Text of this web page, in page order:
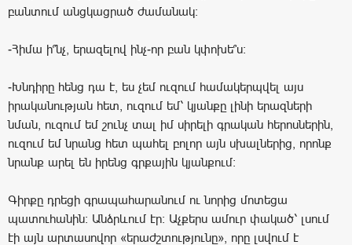
բանտում անցկացրած ժամանակ։
-Հիմա ի՞նչ, երազելով ինչ-որ բան կփոխե՞ս։
-Խնդիրը հենց դա է, ես չեմ ուզում համակերպվել այս
իրականության հետ, ուզում եմ՝ կյանքը լինի երազների
նման, ուզում եմ շունչ տալ իմ սիրելի գրական հերոսներին,
ուզում եմ նրանց հետ պահել բոլոր այն սխալներից, որոնք
նրանք արել են իրենց գրքային կյանքում։
Գիրքը դրեցի գրապահարանում ու նորից մոտեցա
պատուհանին։ Անձրևում էր։ Աչքերս ամուր փակած՝ լսում
էի այն արտասովոր «երաժշտությունը», որը լսվում է